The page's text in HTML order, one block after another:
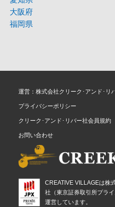
大阪府
福岡県
運営：株式会社クリーク･アンド･リ
プライバシーポリシー
クリーク･アンド･リバー社会員規約
お問い合わせ
CREATIVE VILLAGEは株
社（東京証券取引所プラ
運営しています。